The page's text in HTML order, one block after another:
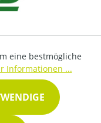
eine bestmögliche
Informationen ...